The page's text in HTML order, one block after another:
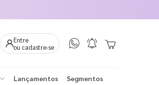
Entre
ou cadastre-se
Lançamentos Segmentos